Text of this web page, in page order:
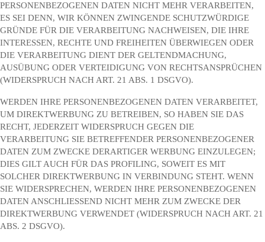
PERSONENBEZOGENEN DATEN NICHT MEHR VERARBEITEN,
ES SEI DENN, WIR KÖNNEN ZWINGENDE SCHUTZWÜRDIGE
GRÜNDE FÜR DIE VERARBEITUNG NACHWEISEN, DIE IHRE
INTERESSEN, RECHTE UND FREIHEITEN ÜBERWIEGEN ODER
DIE VERARBEITUNG DIENT DER GELTENDMACHUNG,
AUSÜBUNG ODER VERTEIDIGUNG VON RECHTSANSPRÜCHEN
(WIDERSPRUCH NACH ART. 21 ABS. 1 DSGVO).
WERDEN IHRE PERSONENBEZOGENEN DATEN VERARBEITET,
UM DIREKTWERBUNG ZU BETREIBEN, SO HABEN SIE DAS
RECHT, JEDERZEIT WIDERSPRUCH GEGEN DIE
VERARBEITUNG SIE BETREFFENDER PERSONENBEZOGENER
DATEN ZUM ZWECKE DERARTIGER WERBUNG EINZULEGEN;
DIES GILT AUCH FÜR DAS PROFILING, SOWEIT ES MIT
SOLCHER DIREKTWERBUNG IN VERBINDUNG STEHT. WENN
SIE WIDERSPRECHEN, WERDEN IHRE PERSONENBEZOGENEN
DATEN ANSCHLIESSEND NICHT MEHR ZUM ZWECKE DER
DIREKTWERBUNG VERWENDET (WIDERSPRUCH NACH ART. 21
ABS. 2 DSGVO).